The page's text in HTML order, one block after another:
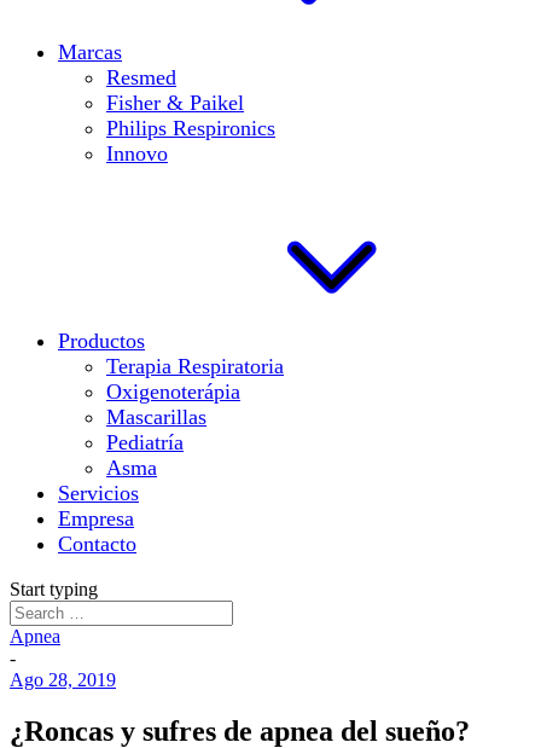
Marcas
Resmed
Fisher & Paikel
Philips Respironics
Innovo
Productos
Terapia Respiratoria
Oxigenoterápia
Mascarillas
Pediatría
Asma
Servicios
Empresa
Contacto
Start typing
Apnea
-
Ago 28, 2019
¿Roncas y sufres de apnea del sueño?